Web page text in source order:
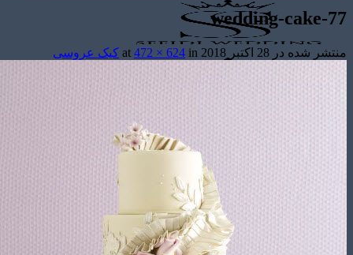
تشریفات مجالس
wedding-
شده در28 اکتبر 2018 at
472 × 624in کیک عروسی